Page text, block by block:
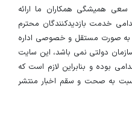
همیشگی همکاران ما ارائه
خدمت بازدیدکنندگان محترم
به صورت مستقل و خصوصی اداره
دولتی نمی باشد، این سایت
بوده و بنابراین لازم است که
به صحت و سقم اخبار منتشر